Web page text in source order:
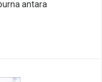
antara